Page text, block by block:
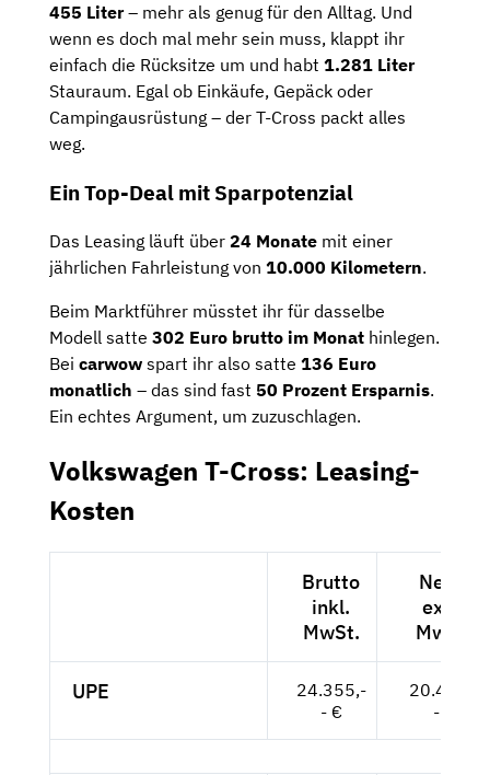
455 Liter– mehr als genug für den Alltag. Und
wenn es doch mal mehr sein muss, klappt ihr
einfach die Rücksitze um und habt 1.281 Liter
Stauraum. Egal ob Einkäufe, Gepäck oder
Campingausrüstung – der T-Cross packt alles
weg.
Ein Top-Deal mit Sparpotenzial
Das Leasing läuft über 24 Monate mit einer
jährlichen Fahrleistung von 10.000 Kilometern.
Beim Marktführer müsstet ihr für dasselbe
Modell satte 302 Euro brutto im Monat hinlegen.
Bei carwow spart ihr also satte 136 Euro
monatlich – das sind fast 50 Prozent Ersparnis.
Ein echtes Argument, um zuzuschlagen.
Volkswagen T-Cross: Leasing-
Kosten
Brutto
inkl.
MwSt.
Netto
exkl.
MwSt.
UPE
24.355,-
- €
20.466,-
- €